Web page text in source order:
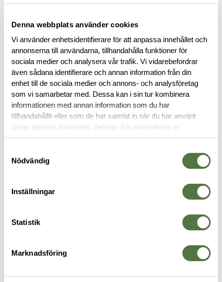
Denna webbplats använder cookies
Vi använder enhetsidentifierare för att anpassa innehållet och
annonserna till användarna, tillhandahålla funktioner för
sociala medier och analysera vår trafik. Vi vidarebefordrar
även sådana identifierare och annan information från din
enhet till de sociala medier och annons- och analysföretag
som vi samarbetar med. Dessa kan i sin tur kombinera
informationen med annan information som du har
tillhandahållit eller som de har samlat in när du har använt
deras tjänster. Insamling, delning och användning av
personuppgifter kan användas för personalisering av
Nödvändig
Inställningar
Statistik
Marknadsföring
Läs mer
BESKRIVNING
RECENSIONER
OM VARUMÄRKET
SOVSÄCKAR